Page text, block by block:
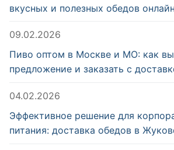
вкусных и полезных обедов онлайн
09.02.2026
Пиво оптом в Москве и МО: как
предложение и заказать с
04.02.2026
Эффективное решение для
питания: доставка обедов в